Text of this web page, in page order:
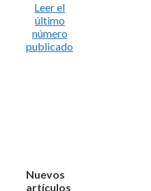
Leer el
último
número
publicado
Nuevos
artículos